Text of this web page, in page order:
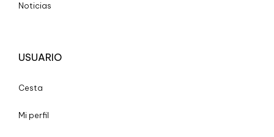
Noticias
USUARIO
Cesta
Mi perfil